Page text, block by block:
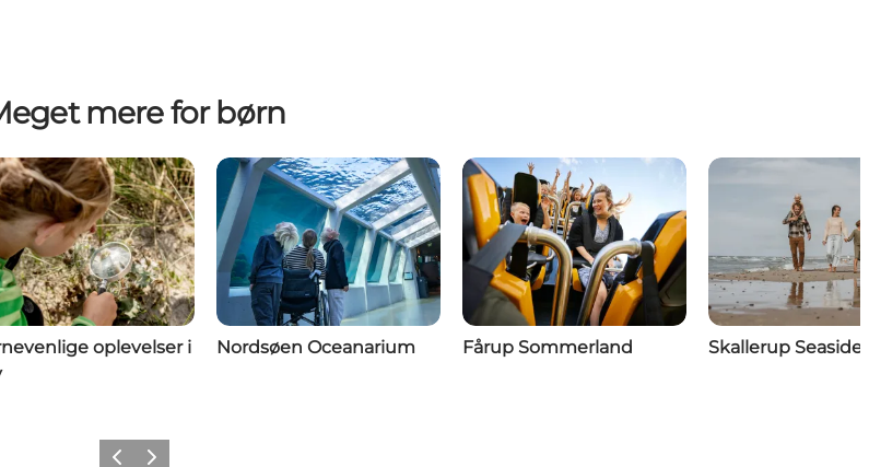
mere for børn
oplevelser i
Nordsøen Oceanarium Fårup Sommerland Skallerup Seaside
ForrigeNæste